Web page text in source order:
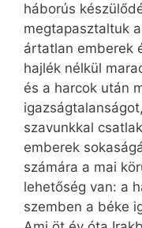
háborús
megtapasztaltuk
ártatlan emberek
hajlék nélkül
és a harcok után
szavunkkal
emberek
számára a mai
lehetőség van: a
szemben a béke